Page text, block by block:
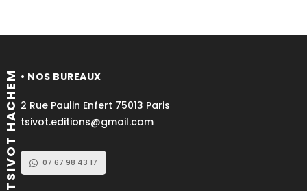
TSIVOT HACHEM • NOS BUREAUX
2 Rue Paulin Enfert 75013 Paris
tsivot.editions@gmail.com
07 67 98 43 17